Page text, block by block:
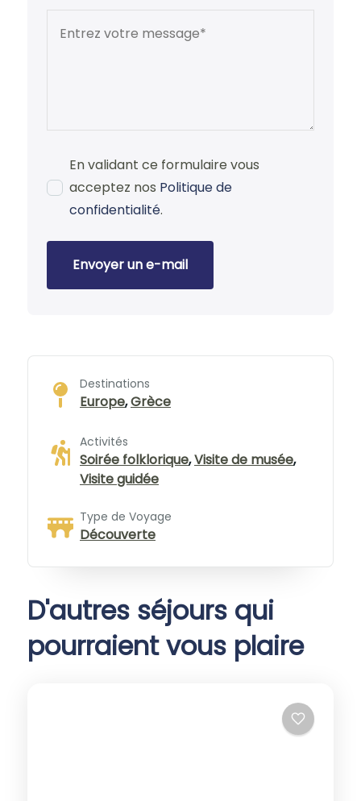
En validant ce formulaire vous
acceptez nos Politique de
confidentialité.
Envoyer un e-mail
Destinations
Europe,Grèce
Activités
Soirée folklorique,Visite de musée,
Visite guidée
Type de Voyage
Découverte
D'autres séjours qui
pourraient vous plaire